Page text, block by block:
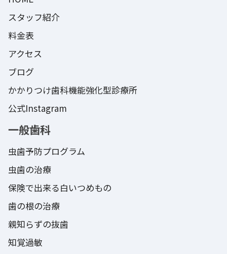
スタッフ紹介
料金表
アクセス
ブログ
かかりつけ歯科機能強化型診療所
公式Instagram
一般歯科
虫歯予防プログラム
虫歯の治療
保険で出来る白いつめもの
歯の根の治療
親知らずの抜歯
知覚過敏